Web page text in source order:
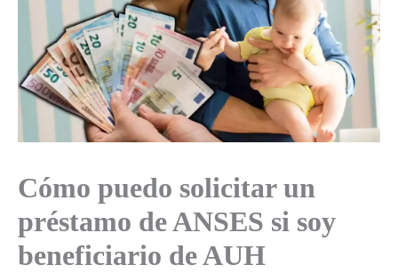
Cómo puedo solicitar un
préstamo de ANSES si soy
beneficiario de AUH